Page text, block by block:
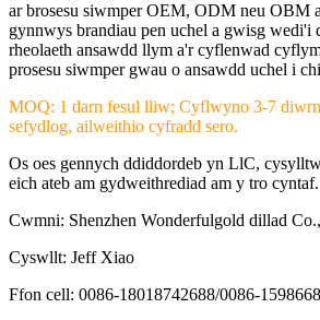
ar brosesu siwmper OEM, ODM neu OBM
gynnwys brandiau pen uchel a gwisg wedi'i
rheolaeth ansawdd llym a'r cyflenwad
prosesu siwmper gwau o ansawdd uchel i
MOQ: 1 darn fesul lliw; Cyflwyno 3-7
sefydlog, ailweithio cyfradd sero.
Os oes gennych ddiddordeb yn LlC,
eich ateb am gydweithrediad am y tro cyntaf.
Cwmni: Shenzhen Wonderfulgold dillad
Cyswllt: Jeff Xiao
Ffon cell: 0086-18018742688/0086-